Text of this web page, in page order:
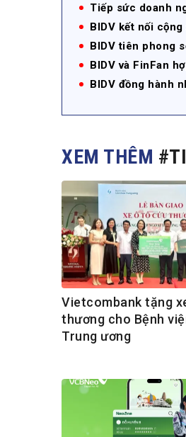
Tiếp sức doanh
BIDV kết nối
BIDV tiên phong
BIDV và FinFan
BIDV đồng hành
XEM THÊM
Vietcombank tặng
thương cho Bệnh
Trung ương